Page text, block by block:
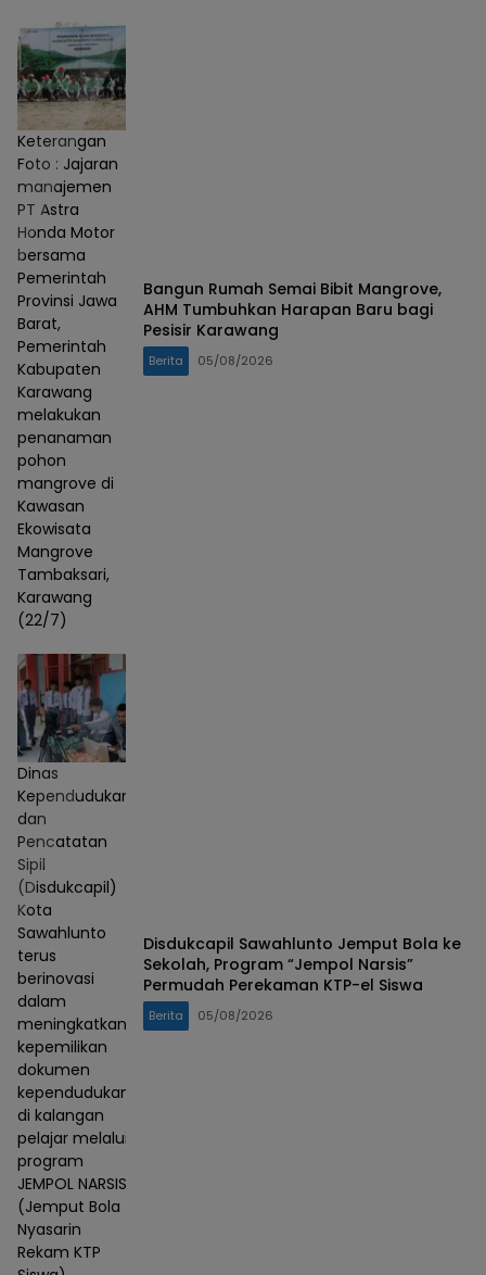
Keterangan
Foto : Jajaran
manajemen
PT Astra
Honda Motor
bersama
Pemerintah
Provinsi Jawa
Barat,
Pemerintah
Kabupaten
Karawang
melakukan
penanaman
pohon
mangrove di
Kawasan
Ekowisata
Mangrove
Tambaksari,
Karawang
(22/7)
Bangun Rumah Semai Bibit Mangrove,
AHM Tumbuhkan Harapan Baru bagi
Pesisir Karawang
Berita 05/08/2026
Dinas
Kependudukan
dan
Pencatatan
Sipil
(Disdukcapil)
Kota
Sawahlunto
terus
berinovasi
dalam
meningkatkan
kepemilikan
dokumen
kependudukan
di kalangan
pelajar melalui
program
JEMPOL NARSIS
(Jemput Bola
Nyasarin
Rekam KTP
Disdukcapil Sawahlunto Jemput Bola ke
Sekolah, Program “Jempol Narsis”
Permudah Perekaman KTP-el Siswa
Berita 05/08/2026